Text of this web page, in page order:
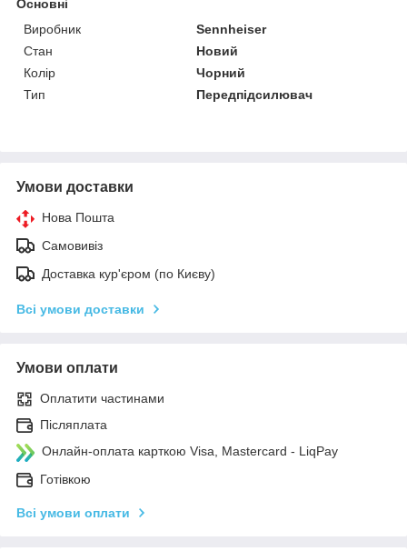
Основні
Виробник
Sennheiser
Стан
Новий
Колір
Чорний
Тип
Передпідсилювач
Умови доставки
Нова Пошта
Самовивіз
Доставка кур'єром (по Києву)
Всі умови доставки
Умови оплати
Оплатити частинами
Післяплата
Онлайн-оплата карткою Visa, Mastercard - LiqPay
Готівкою
Всі умови оплати